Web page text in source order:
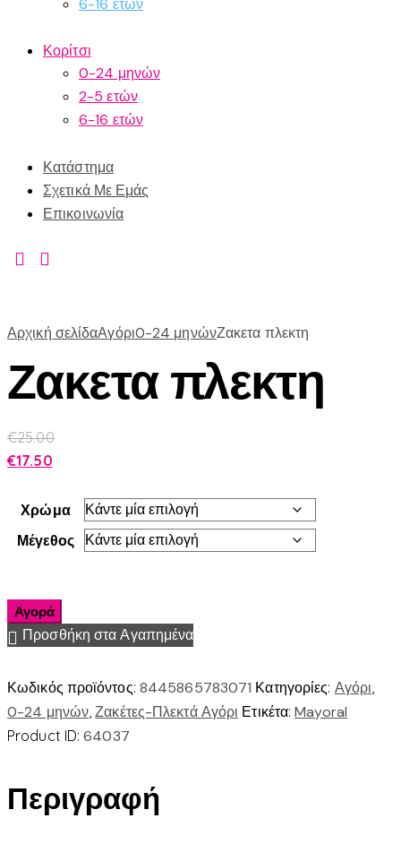
6-16 ετών
Κορίτσι
0-24 μηνών
2-5 ετών
6-16 ετών
Κατάστημα
Σχετικά Με Εμάς
Επικοινωνία
Αρχική σελίδαΑγόρι0-24 μηνώνΖακετα πλεκτη
Ζακετα πλεκτη
€25.00
€17.50
Χρώμα
Μέγεθος
Αγορά
Προσθήκη στα Αγαπημένα
Κωδικός προϊόντος: 8445865783071 Κατηγορίες: Αγόρι,
0-24 μηνών,Ζακέτες-Πλεκτά Αγόρι Ετικέτα:Mayoral
Product ID:64037
Περιγραφή